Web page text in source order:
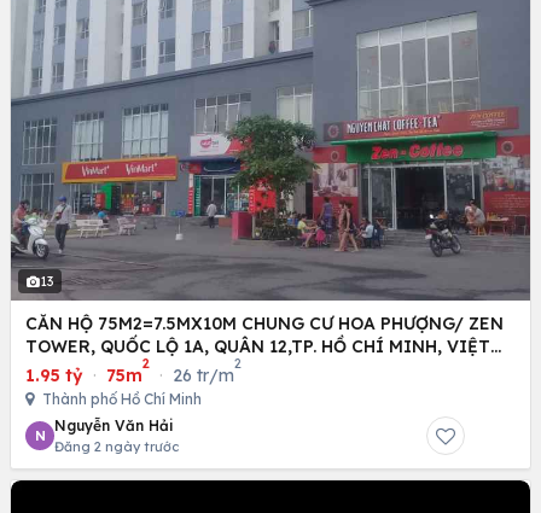
13
CĂN HỘ 75M2=7.5MX10M CHUNG CƯ HOA PHƯỢNG/ ZEN
TOWER, QUỐC LỘ 1A, QUÂN 12,TP. HỒ CHÍ MINH, VIỆT
NAM
1.95 tỷ · 75m
2
· 26 tr/m
2
Thành phố Hồ Chí Minh
N
Nguyễn Văn Hải
Đăng 2 ngày trước